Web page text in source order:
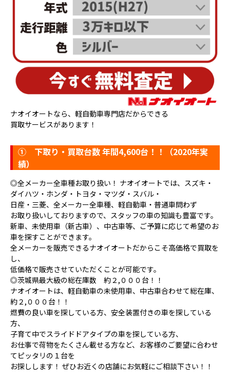
ナオイオートなら、軽自動車専門店だからできる
買取サービスがあります！
① 下取り・買取台数 年間4,600台！！（2020年実
績）
◎全メーカー全車種お取り扱い！ ナオイオートでは、スズキ・
ダイハツ・ホンダ・トヨタ・マツダ・スバル・
日産・三菱、全メーカー全車種、軽自動車・普通車問わず
お取り扱いしておりますので、スタッフの車の知識も豊富です。
新車、未使用車（新古車）、中古車等、ご予算に応じて希望のお
車を探すことができます。
全メーカーを販売できるナオイオートだからこそ高価格で買取を
し、
低価格で販売させていただくことが可能です。
◎茨城県最大級の総在庫数 約２,０００台！！
ナオイオートは、軽自動車の未使用車、中古車合わせて総在庫、
約２,０００台！！
燃費の良い車を探している方、安全装置付きの車を探している
方、
子育て中でスライドドアタイプの車を探している方、
お仕事で荷物をたくさん載せる方など、お客様のご要望に合わせ
てピッタリの１台を
お探しします！ ぜひお近くの店舗にお気軽にご相談下さい！！